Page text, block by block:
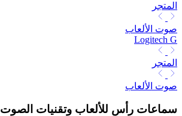
المتجر
صوت الألعاب
Logitech G
المتجر
صوت الألعاب
سماعات رأس للألعاب وتقنيات الصوت